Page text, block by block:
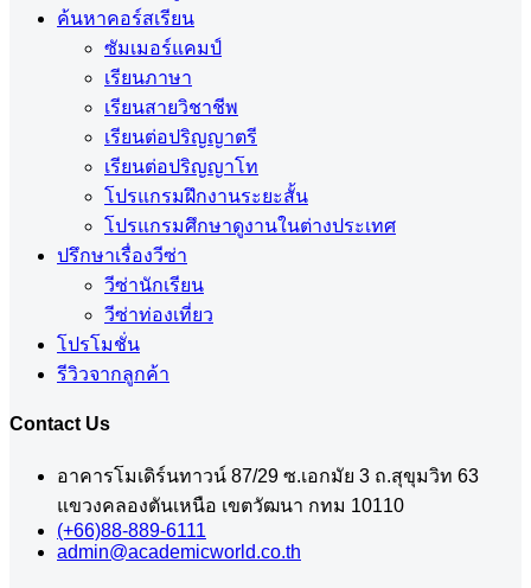
ค้นหาคอร์สเรียน
ซัมเมอร์แคมป์
เรียนภาษา
เรียนสายวิชาชีพ
เรียนต่อปริญญาตรี
เรียนต่อปริญญาโท
โปรแกรมฝึกงานระยะสั้น
โปรแกรมศึกษาดูงานในต่างประเทศ
ปรึกษาเรื่องวีซ่า
วีซ่านักเรียน
วีซ่าท่องเที่ยว
โปรโมชั่น
รีวิวจากลูกค้า
Contact Us
อาคารโมเดิร์นทาวน์ 87/29 ซ.เอกมัย 3 ถ.สุขุมวิท 63
แขวงคลองตันเหนือ เขตวัฒนา กทม 10110
(+66)88-889-6111
admin@academicworld.co.th